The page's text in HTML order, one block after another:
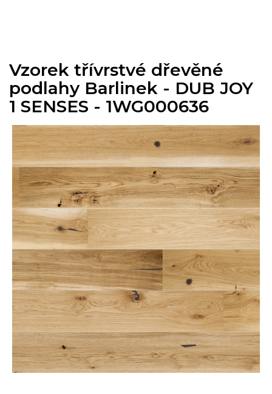
Vzorek třívrstvé dřevěné
podlahy Barlinek - DUB JOY
1 SENSES - 1WG000636